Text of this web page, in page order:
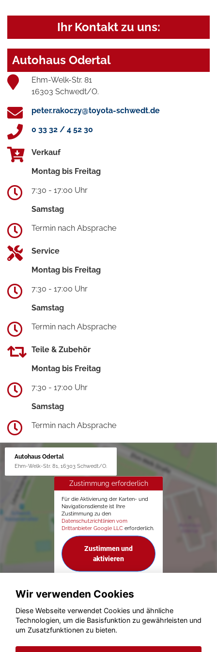
Ihr Kontakt zu uns:
Autohaus Odertal
Ehm-Welk-Str. 81
16303 Schwedt/O.
peter.rakoczy@toyota-schwedt.de
0 33 32 / 4 52 30
Verkauf
Montag bis Freitag
7:30 - 17:00 Uhr
Samstag
Termin nach Absprache
Service
Montag bis Freitag
7:30 - 17:00 Uhr
Samstag
Termin nach Absprache
Teile & Zubehör
Montag bis Freitag
7:30 - 17:00 Uhr
Samstag
Termin nach Absprache
Autohaus Odertal
Ehm-Welk-Str. 81, 16303 Schwedt/O.
Zustimmung erforderlich
Für die Aktivierung der Karten- und
Navigationsdienste ist Ihre
Zustimmung zu den
Datenschutzrichtlinien vom
Drittanbieter Google LLC erforderlich.
Zustimmen und
aktivieren
© konjunkturmotor.de GmbH 2020 - 2026
Wir verwenden Cookies
Diese Webseite verwendet Cookies und ähnliche
Technologien, um die Basisfunktion zu gewährleisten und
um Zusatzfunktionen zu bieten.